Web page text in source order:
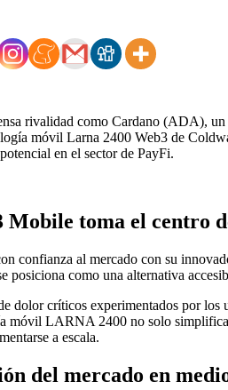
rivalidad como Cardano (ADA),
móvil Larna 2400 Web3 de
en el sector de PayFi.
toma el centro
confianza al mercado con su
posiciona como una alternativa
dolor críticos experimentados por
LARNA 2400 no solo
a escala.
del mercado en